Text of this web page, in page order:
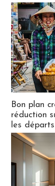
Bon plan
réduction
les